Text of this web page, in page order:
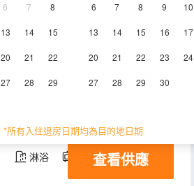
6 7 8
13 14 15
20 21 22
27 28 29
6 7 8 9 10
13 14 15 16 17
20 21 22 23 24
27 28 29 30
*所有入住退房日期均為目的地日期
70㎡ 3-6層 空調
淋浴 電視機
查看供應